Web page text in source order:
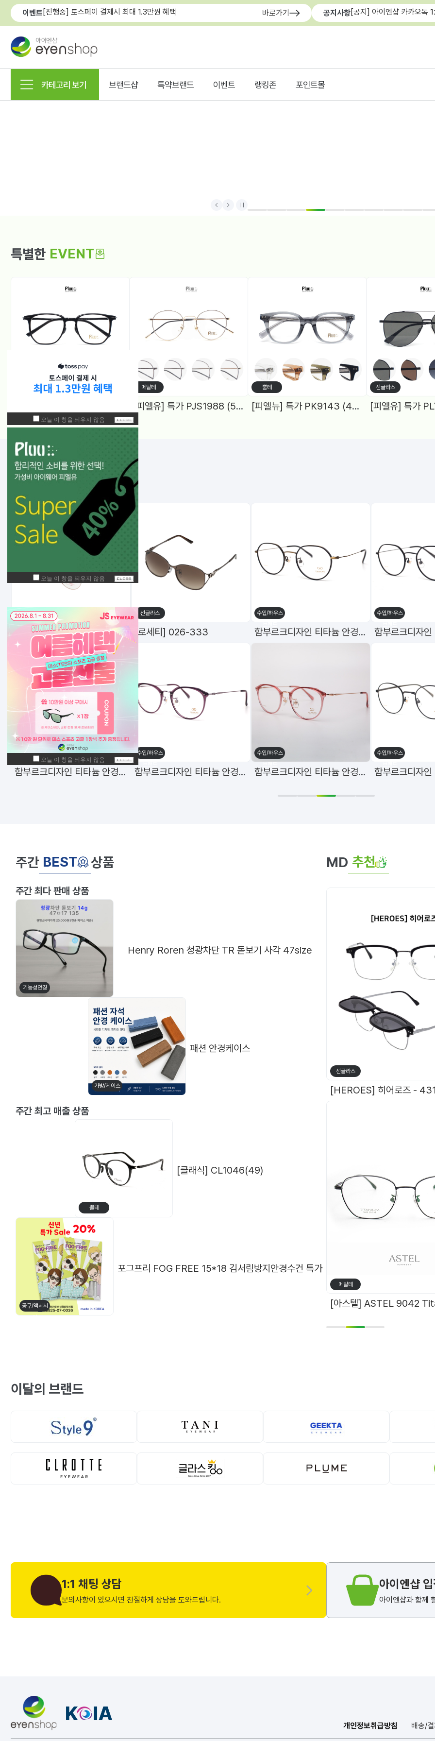
이벤트 [진행중] 토스페이 결제시 최대 1.3만원 혜택 바로가기 공지사항[공지] 아이엔샵 카카오톡
카테고리 보기 브랜드샵 특약브랜드 이벤트 랭킹존 포인트몰
1 2 3 4 5 6 7 8 9
Prev Next Stop
특별한 EVENT
뿔테 메탈테
[피엘유] 특가 PJS1988 (50) 메탈원형, 블루라이트 차단렌즈 2Color
뿔테
[피엘뉴] 특가 PK9143 (48) 여성원형, 블루라이트차단 렌즈, 5Color
선글라스
입고된 상품 NEW!
메탈테
[로세티] 8410
선글라스
[로세티] 026-333
수입/하우스
함부르크디자인 티타늄 안경테 h-1059 C7 49mm
수입/하우스
수입/하우스
브랜드
함부르크디자인 티타늄 안경테 h-3001 C5 46mm
수입/하우스
함부르크디자인 티타늄 안경테 h-3127 C5 49mm
수입/하우스
함부르크디자인 티타늄 안경테 h-3127 C6 49mm
수입/하우스
1 2 3 4 5
주간 BEST 상품
주간 최다 판매 상품
기능성안경
Henry Roren 청광차단 TR 돋보기 사각 47size
가방/케이스
패션 안경케이스
주간 최고 매출 상품
뿔테
[클래식] CL1046(49)
공구/액세서
포그프리 FOG FREE 15*18 김서림방지안경수건 특가
MD 추천
[클로떼] 레오
[ABBA] TR 681 (48□18 138)
선글라스
메탈테
1 2 3
이달의 브랜드
1:1 채팅 상담
문의사항이 있으시면 친절하게 상담을 도와드립니다.
아이엔샵
아이엔샵과 함께
개인정보취급방침 배송/